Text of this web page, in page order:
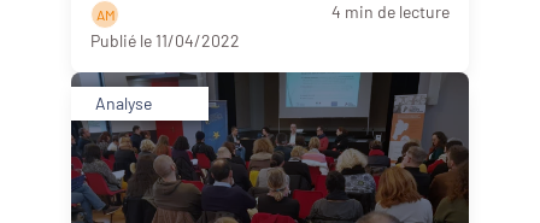
suite
A M
4 min de lecture
Publié le 11/04/2022
Analyse